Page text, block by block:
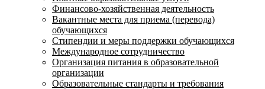
Финансово-хозяйственная деятельность
Вакантные места для приема (перевода)
обучающихся
Стипендии и меры поддержки обучающихся
Международное сотрудничество
Организация питания в образовательной
организации
Образовательные стандарты и требования